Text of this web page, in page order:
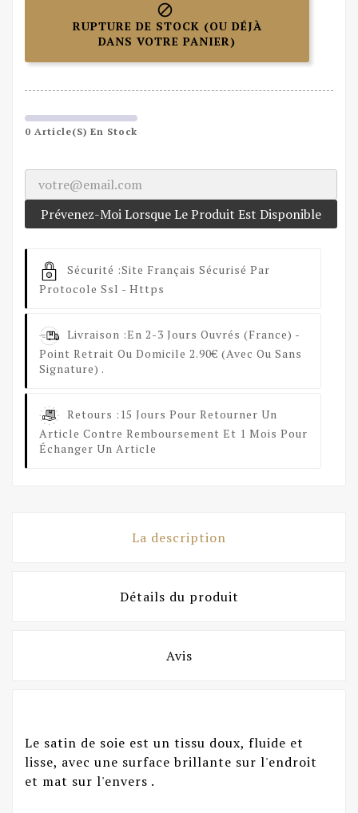

RUPTURE DE STOCK (OU DÉJÀ
DANS VOTRE PANIER)
0 Article(s) En Stock
Prévenez-Moi Lorsque Le Produit Est Disponible
Sécurité :Site Français Sécurisé Par
Protocole Ssl - Https
Livraison :En 2-3 Jours Ouvrés (France) -
Point Retrait Ou Domicile 2.90€ (avec Ou Sans
Signature) .
Retours : 15 Jours Pour Retourner Un
Article Contre Remboursement Et 1 Mois Pour
Échanger Un Article
La description
Détails du produit
Avis
Le satin de soie est un tissu doux, fluide et
lisse, avec une surface brillante sur l'endroit
et mat sur l'envers .